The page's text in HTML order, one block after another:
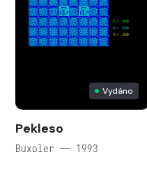
Vydáno
Pekleso
Buxoler — 1993